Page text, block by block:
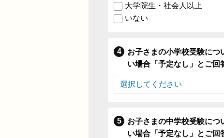
大学院生・社会人以上
いない
お子さまの小学校受験につ
い場合「予定なし」とご回
お子さまの中学校受験につ
い場合「予定なし」とご回